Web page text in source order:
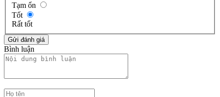
Tạm ổn
Tốt
Rất tốt
Bình luận